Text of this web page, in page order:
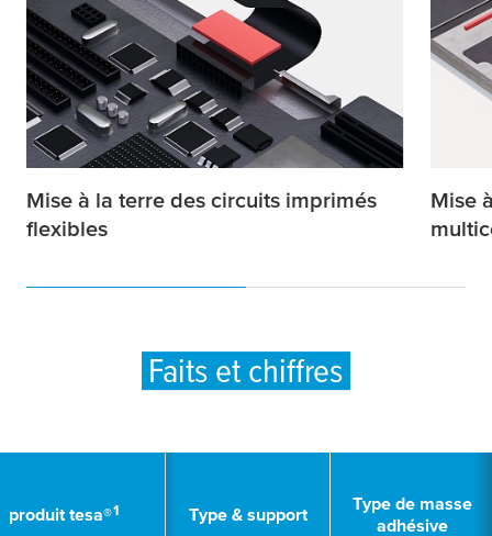
Mise à la terre des circuits imprimés
flexibles
Mise
Faits et chiffres
produit tesa®1 Type & support
Type de masse
adhésive